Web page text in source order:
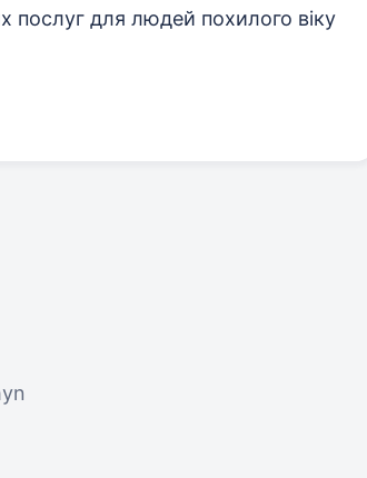
послуг для людей похилого віку